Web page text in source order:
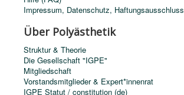
Impressum, Datenschutz, Haftungsausschluss
Über Polyästhetik
Struktur & Theorie
Die Gesellschaft "IGPE"
Mitgliedschaft
Vorstandsmitglieder & Expert*innenrat
IGPE Statut / constitution (de)